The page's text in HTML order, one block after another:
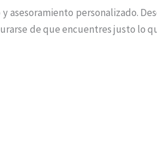
personalizado.
de que encuentres justo lo